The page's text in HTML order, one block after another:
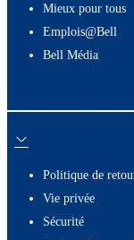
Mieux pour tous
Emplois@Bell
Bell Média
Politique de
Vie privée
Sécurité